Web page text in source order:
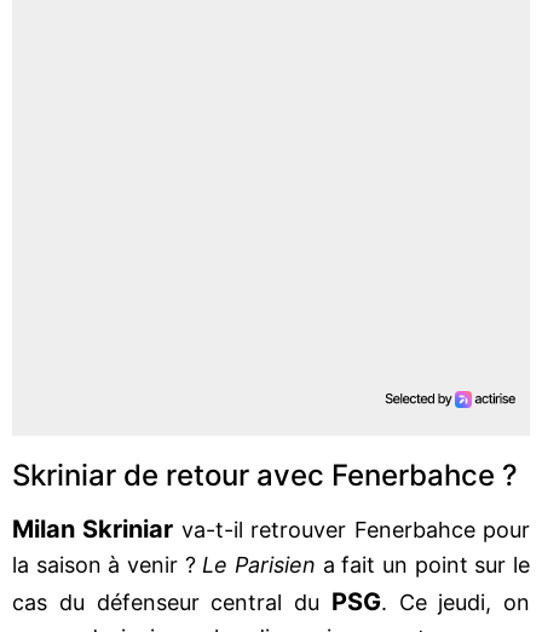
Skriniar de retour avec Fenerbahce ?
Milan Skriniar va-t-il retrouver Fenerbahce pour
la saison à venir ? Le Parisien a fait un point sur le
cas du défenseur central du PSG. Ce jeudi, on